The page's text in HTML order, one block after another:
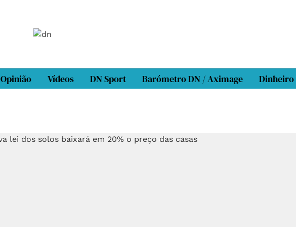
Opinião Vídeos DN Sport Barómetro DN / Aximage Dinheiro